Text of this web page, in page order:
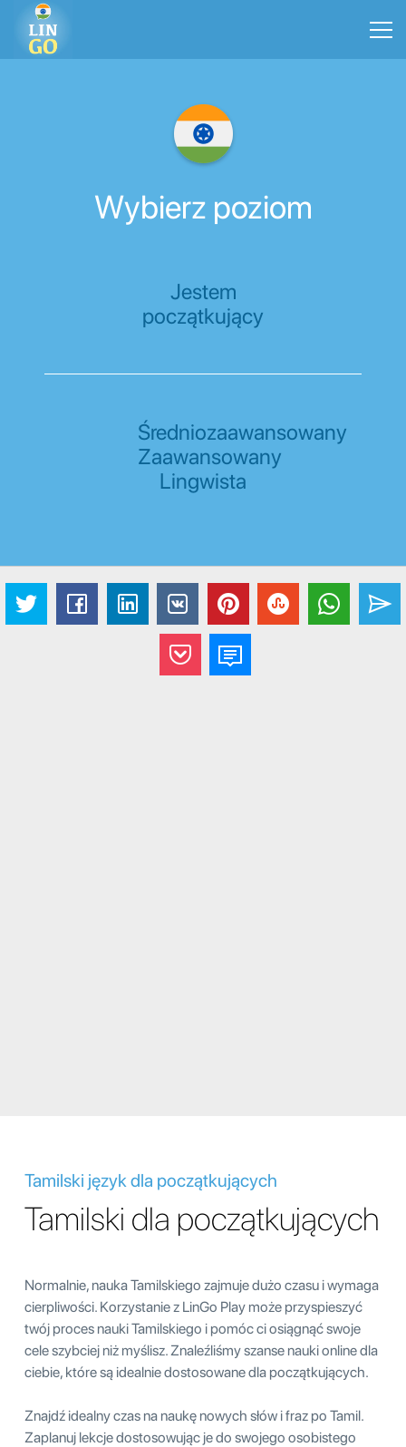
Wybierz poziom
Jestem
początkujący
Średniozaawansowany
Zaawansowany
Lingwista
Tamilski język dla początkujących
Tamilski dla początkujących
Normalnie, nauka Tamilskiego zajmuje dużo czasu i wymaga
cierpliwości. Korzystanie z LinGo Play może przyspieszyć
twój proces nauki Tamilskiego i pomóc ci osiągnąć swoje
cele szybciej niż myślisz. Znaleźliśmy szanse nauki online dla
ciebie, które są idealnie dostosowane dla początkujących.
Znajdź idealny czas na naukę nowych słów i fraz po Tamil.
Zaplanuj lekcje dostosowując je do swojego osobistego